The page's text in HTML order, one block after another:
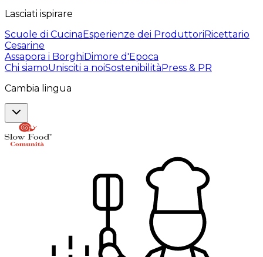
Lasciati ispirare
Scuole di CucinaEsperienze dei ProduttoriRicettario
Cesarine
Assapora i BorghiDimore d'Epoca
Chi siamoUnisciti a noiSostenibilitàPress & PR
Cambia lingua